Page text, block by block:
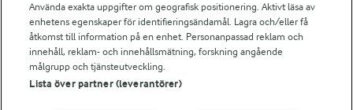
© 2026 Arla Foods
Använda exakta uppgifter om geografisk positionering. Aktivt läsa av
enhetens egenskaper för identifieringsändamål. Lagra och/eller få
åtkomst till information på en enhet. Personanpassad reklam och
innehåll, reklam- och innehållsmätning, forskning angående
målgrupp och tjänsteutveckling.
Lista över partner (leverantörer)